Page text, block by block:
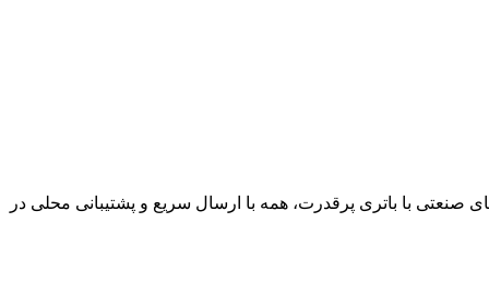
با باتری پرقدرت، همه با ارسال سریع و پشتیبانی محلی در